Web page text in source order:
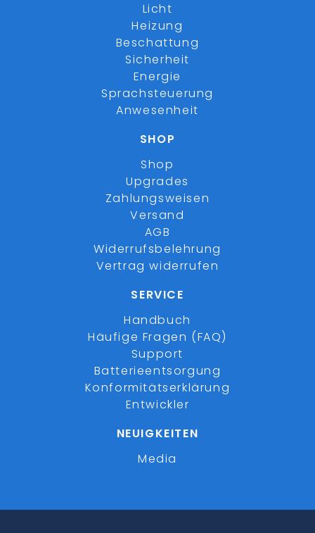
Licht
Heizung
Beschattung
Sicherheit
Energie
Sprachsteuerung
Anwesenheit
SHOP
Shop
Upgrades
Zahlungsweisen
Versand
AGB
Widerrufsbelehrung
Vertrag widerrufen
SERVICE
Handbuch
Häufige Fragen (FAQ)
Support
Batterieentsorgung
Konformitätserklärung
Entwickler
NEUIGKEITEN
Media